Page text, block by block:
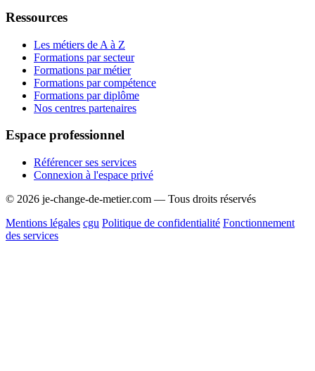
Ressources
Les métiers de A à Z
Formations par secteur
Formations par métier
Formations par compétence
Formations par diplôme
Nos centres partenaires
Espace professionnel
Référencer ses services
Connexion à l'espace privé
© 2026 je-change-de-metier.com — Tous droits réservés
Mentions légales cgu Politique de confidentialité Fonctionnement
des services